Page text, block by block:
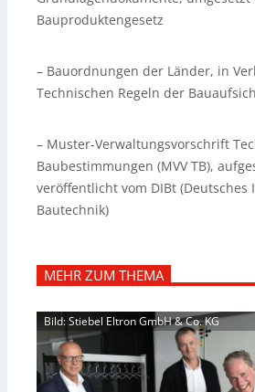
Bauproduktengesetz
– Bauordnungen der Länder, in
Technischen Regeln der
– Muster-Verwaltungsvorschrift
Baubestimmungen (MVV TB),
veröffentlicht vom DIBt
Bautechnik)
MEHR ZUM THEMA
Bild: Stiebel Eltron GmbH & Co. KG